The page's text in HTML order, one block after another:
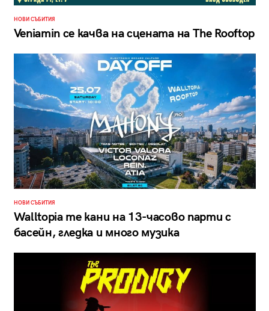
НОВИ СЪБИТИЯ
Veniamin се качва на сцената на The Rooftop
НОВИ СЪБИТИЯ
Walltopia те кани на 13-часово парти с
басейн, гледка и много музика